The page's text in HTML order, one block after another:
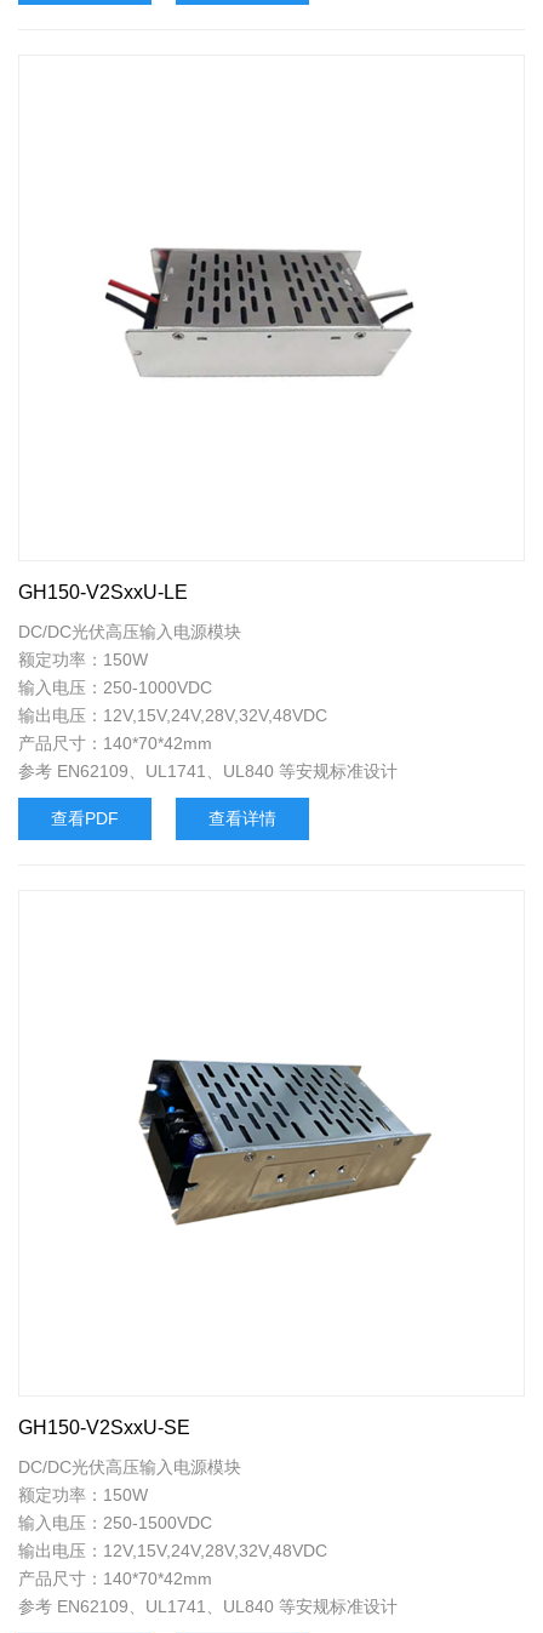
GH150-V2SxxU-LE
DC/DC光伏高压输入电源模块
额定功率：150W
输入电压：250-1000VDC
输出电压：12V,15V,24V,28V,32V,48VDC
产品尺寸：140*70*42mm
参考 EN62109、UL1741、UL840 等安规标准设计
查看PDF 查看详情
GH150-V2SxxU-SE
DC/DC光伏高压输入电源模块
额定功率：150W
输入电压：250-1500VDC
输出电压：12V,15V,24V,28V,32V,48VDC
产品尺寸：140*70*42mm
参考 EN62109、UL1741、UL840 等安规标准设计